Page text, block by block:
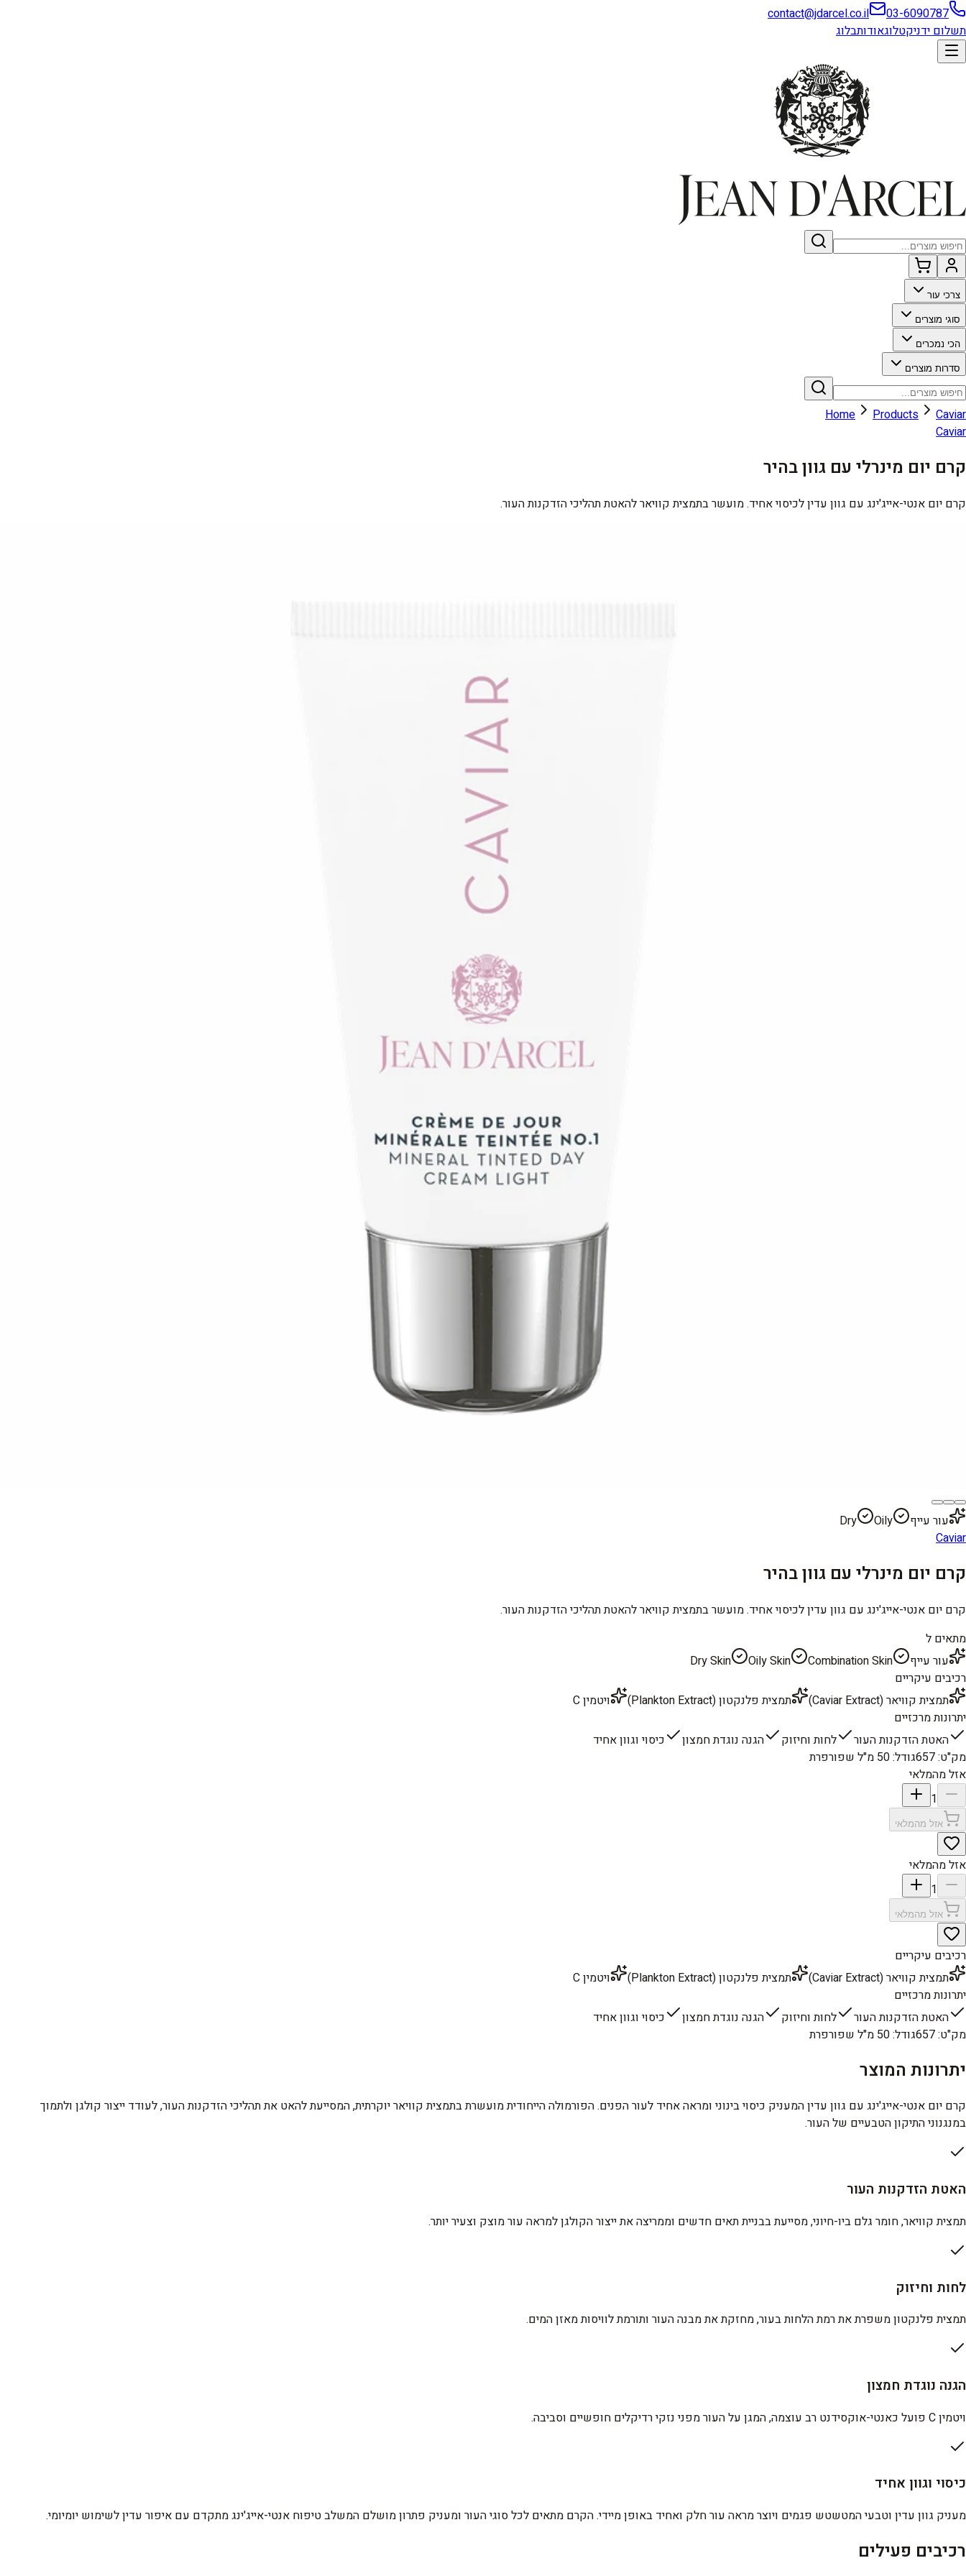
03-6090787
contact@jdarcel.co.il
תשלום ידניקטלוגאודותבלוג
צרכי עור
סוגי מוצרים
הכי נמכרים
סדרות מוצרים
Home Products
Caviar
Caviar
קרם יום מינרלי עם גוון בהיר
קרם יום אנטי-אייג'ינג עם גוון עדין לכיסוי אחיד. מועשר בתמצית קוויאר להאטת תהליכי הזדקנות העור.
עור עייף Dry
Oily
Caviar
קרם יום מינרלי עם גוון בהיר
קרם יום אנטי-אייג'ינג עם גוון עדין לכיסוי אחיד. מועשר בתמצית קוויאר להאטת תהליכי הזדקנות העור.
מתאים ל
עור עייף
Dry Skin Oily Skin
Combination Skin
רכיבים עיקריים
תמצית קוויאר (Caviar Extract)
תמצית פלנקטון (Plankton Extract)
ויטמין C
יתרונות מרכזיים
האטת הזדקנות העור
לחות וחיזוק הגנה נוגדת חמצון
כיסוי וגוון אחיד
מק"ט:
657גודל:50 מ"ל שפורפרת
אזל מהמלאי
1
אזל מהמלאי
אזל מהמלאי
1
אזל מהמלאי
רכיבים עיקריים
תמצית קוויאר (Caviar Extract)
תמצית פלנקטון (Plankton Extract)
ויטמין C
יתרונות מרכזיים
האטת הזדקנות העור
לחות וחיזוק הגנה נוגדת חמצון
כיסוי וגוון אחיד
מק"ט:
657גודל:50 מ"ל שפורפרת
יתרונות המוצר
קרם יום אנטי-אייג'ינג עם גוון עדין המעניק כיסוי בינוני ומראה אחיד לעור הפנים. הפורמולה הייחודית מועשרת בתמצית קוויאר יוקרתית, המסייעת להאט את תהליכי הזדקנות העור, לעודד ייצור קולגן ולתמוך
במנגנוני התיקון הטבעיים של העור.
האטת הזדקנות העור
תמצית קוויאר, חומר גלם ביו-חיוני, מסייעת בבניית תאים חדשים וממריצה את ייצור הקולגן למראה עור מוצק וצעיר יותר.
לחות וחיזוק
תמצית פלנקטון משפרת את רמת הלחות בעור, מחזקת את מבנה העור ותורמת לוויסות מאזן המים.
הגנה נוגדת חמצון
ויטמין C פועל כאנטי-אוקסידנט רב עוצמה, המגן על העור מפני נזקי רדיקלים חופשיים וסביבה.
כיסוי וגוון אחיד
מעניק גוון עדין וטבעי המטשטש פגמים ויוצר מראה עור חלק ואחיד באופן מיידי. הקרם מתאים לכל סוגי העור ומעניק פתרון מושלם המשלב טיפוח אנטי-אייג'ינג מתקדם עם איפור עדין לשימוש יומיומי.
רכיבים פעילים